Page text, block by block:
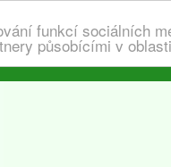
funkcí sociálních
působícími v